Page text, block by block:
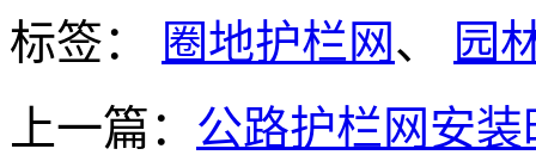
标签： 圈地护栏网、
园
上一篇： 公路护栏网安